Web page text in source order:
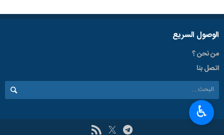
٢٠٢٢-٠٩-٠١ ٠٤:٥٩
الوصول السریع
من نحن ؟
اتصل بنا
♿︎